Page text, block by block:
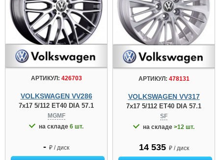
АРТИКУЛ: 426703
VOLKSWAGEN VV286
7x17 5/112 ET40 DIA 57.1
MGMF
на складе 6 шт.
- ₽ / диск
АРТИКУЛ: 478131
VOLKSWAGEN VV317
7x17 5/112 ET40 DIA 57.1
SF
на складе >12 шт.
14 535 ₽ / диск